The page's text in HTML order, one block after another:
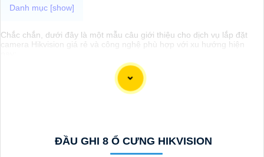
Chắc chắn, dưới đây là một mẫu câu giới thiệu cho dịch vụ lắp đặt
camera Hikvision giá rẻ và công nghệ phù hợp với xu hướng hiện
"Chào bạn! Bạn đang cần giải pháp an ninh hiện đại và đáng tin cậy
cho ngôi nhà hoặc cơ sở kinh doanh của mình? Hãy để chúng tôi
giúp bạn với dịch vụ lắp đặt camera Hikvision giá rẻ, mang đến công
nghệ hàng đầu và hiệu suất ổn định. Với chúng tôi, bạn hoàn toàn
ĐẦU GHI 8 Ổ CƯNG HIKVISION